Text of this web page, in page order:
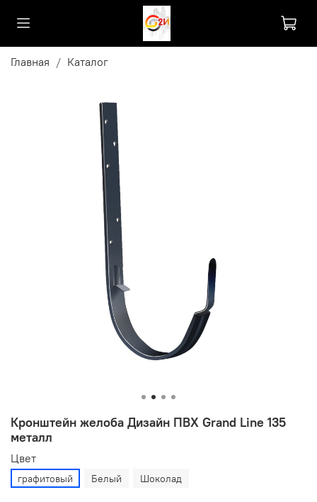
Главная Каталог
Кронштейн желоба Дизайн ПВХ Grand Line 135
металл
Цвет
графитовый Белый Шоколад